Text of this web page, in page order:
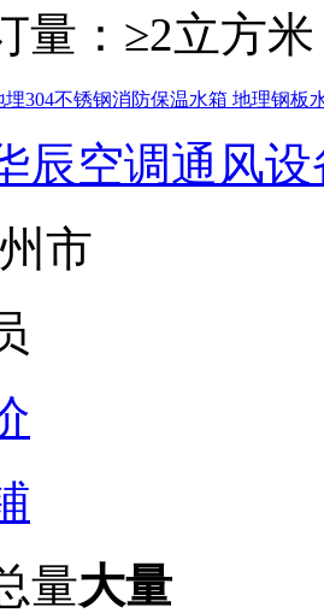
量： ≥2立方米
304不锈钢消防保温水箱 地理钢板
辰空调通风设
市
量大量